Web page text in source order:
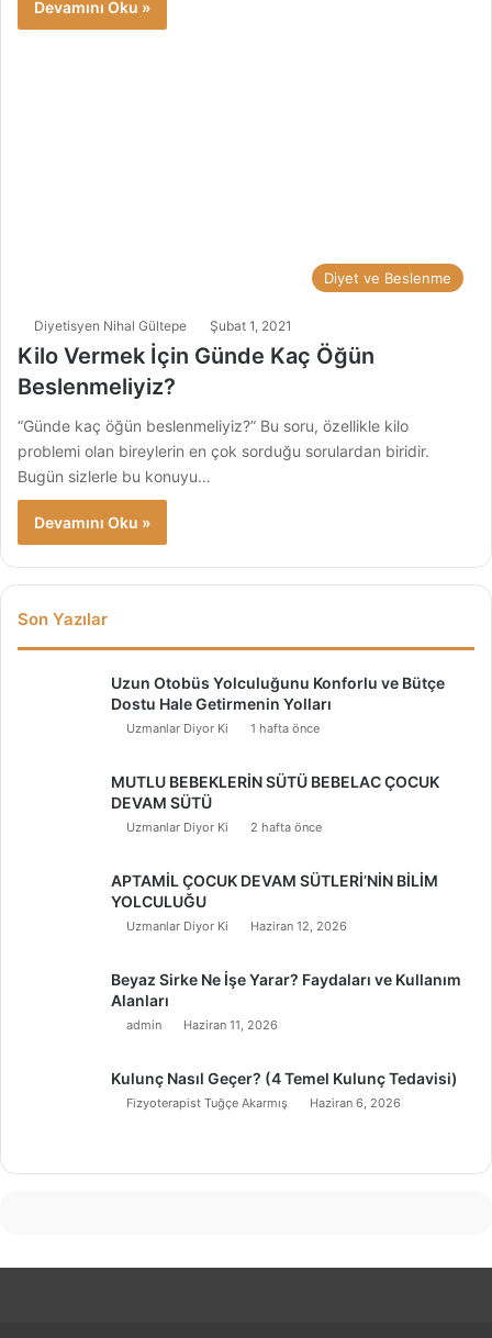
Devamını Oku »
Diyet ve Beslenme
Diyetisyen Nihal Gültepe Şubat 1, 2021
Kilo Vermek İçin Günde Kaç Öğün
Beslenmeliyiz?
“Günde kaç öğün beslenmeliyiz?” Bu soru, özellikle kilo
problemi olan bireylerin en çok sorduğu sorulardan biridir.
Bugün sizlerle bu konuyu…
Devamını Oku »
Son Yazılar
Uzun Otobüs Yolculuğunu Konforlu ve Bütçe
Dostu Hale Getirmenin Yolları
Uzmanlar Diyor Ki 1 hafta önce
MUTLU BEBEKLERİN SÜTÜ BEBELAC ÇOCUK
DEVAM SÜTÜ
Uzmanlar Diyor Ki 2 hafta önce
APTAMİL ÇOCUK DEVAM SÜTLERİ’NİN BİLİM
YOLCULUĞU
Uzmanlar Diyor Ki Haziran 12, 2026
Beyaz Sirke Ne İşe Yarar? Faydaları ve Kullanım
Alanları
admin Haziran 11, 2026
Kulunç Nasıl Geçer? (4 Temel Kulunç Tedavisi)
Fizyoterapist Tuğçe Akarmış Haziran 6, 2026